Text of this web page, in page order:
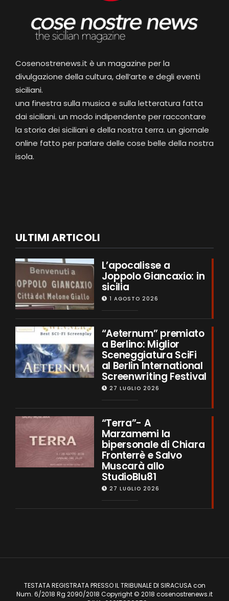
Cosenostrenews.it è un magazine per la
divulgazione della cultura, dell’arte e degli eventi
siciliani.
una finestra sulla musica e sulla letteratura fatta
dai siciliani. un modo indipendente per raccontare
la storia dei siciliani e della nostra terra. un giornale
online fatto per parlare delle cose belle della nostra
isola.
ULTIMI ARTICOLI
L’apocalisse a
Joppolo Giancaxio: in
sicilia
1 AGOSTO 2026
“Aeternum” premiato
a Berlino: Miglior
Sceneggiatura SciFi
al Berlin International
Screenwriting Festival
27 LUGLIO 2026
“Terra”- A
Marzamemi la
bipersonale di Chiara
Fronterrè e Salvo
Muscarà allo
StudioBlu81
27 LUGLIO 2026
TESTATA REGISTRATA PRESSO IL TRIBUNALE DI SIRACUSA con
Num. 6/2018 Rg 2090/2018 Copyright © 2018 cosenostrenews.it